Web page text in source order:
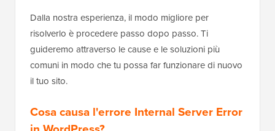
Dalla nostra esperienza, il modo migliore per
risolverlo è procedere passo dopo passo. Ti
guideremo attraverso le cause e le soluzioni più
comuni in modo che tu possa far funzionare di nuovo
il tuo sito.
Cosa causa l'errore Internal Server Error